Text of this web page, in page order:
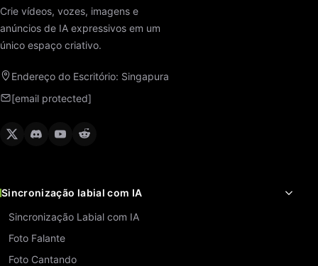
Crie vídeos, vozes, imagens e
anúncios de IA expressivos em um
único espaço criativo.
Endereço do Escritório: Singapura
[email protected]
Sincronização labial com IA
Sincronização Labial com IA
Foto Falante
Foto Cantando